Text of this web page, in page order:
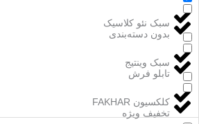
سبک نئو کلاسیک
سبک وینتیج
کلکسیون FAKHAR
بدون دسته‌بندی
تابلو فرش
تخفیف ویژه